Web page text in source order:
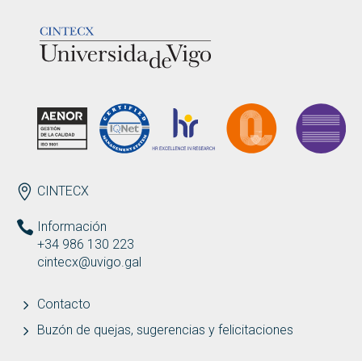
ENDEREZO ES
CINTECX
Información
+34 986 130 223
cintecx@uvigo.gal
Contacto
Buzón de quejas, sugerencias y felicitaciones